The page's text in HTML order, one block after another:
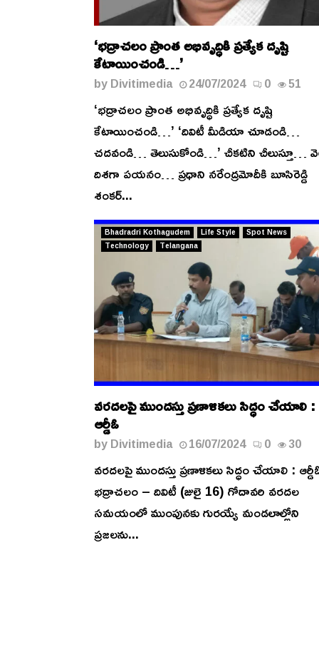
‘భద్రాచలం ప్రాంత అభివృద్ధికి ప్రత్యేక దృష్టి
కేటాయించండి…’
byDivitimedia 24/07/2024 0 51
‘భద్రాచలం ప్రాంత అభివృద్ధికి ప్రత్యేక దృష్టి
కేటాయించండి…’ ‘దివిటీ మీడియా చూడండి…
చదవండి… తెలుసుకోండి…’ చీకటిని చీలుస్తూ…
దిశగా పయనం… ప్రధాని నరేంద్రమోదీకి బూసిరెడ్డి
శంకర్...
Bhadradri Kothagudem Life Style
Spot News
Technology
Telangana
వరదలపై ముందస్తు ప్రణాళికలు సిద్ధం చేయాలి :
ఆర్డీఓ
byDivitimedia 16/07/2024 0 30
వరదలపై ముందస్తు ప్రణాళికలు సిద్ధం చేయాలి :
భద్రాచలం – దివిటీ (జులై 16) గోదావరి వరదల
సమయంలో ముంపునకు గురయ్యే మండలాల్లోని
ప్రజలను...